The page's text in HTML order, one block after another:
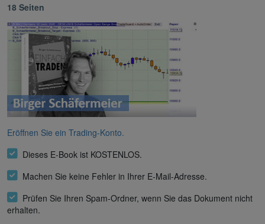
18 Seiten
Eröffnen Sie ein Trading-Konto.
Dieses E-Book ist KOSTENLOS.
Machen Sie keine Fehler in Ihrer E-Mail-Adresse.
Prüfen Sie Ihren Spam-Ordner, wenn Sie das Dokument nicht
erhalten.